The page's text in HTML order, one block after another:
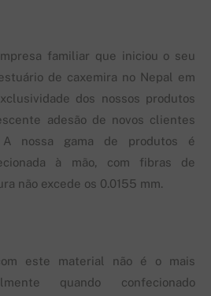
familiar que iniciou o seu
de caxemira no Nepal em
dos nossos produtos
adesão de novos clientes
nossa gama de produtos é
à mão, com fibras de
não excede os 0.0155 mm.
este material não é o mais
quando confecionado